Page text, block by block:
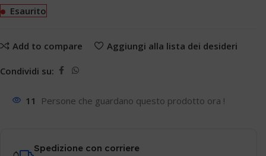
Esaurito
Add to compare Aggiungi alla lista dei desideri
Condividi su:
11 Persone che guardano questo prodotto ora !
Spedizione con corriere